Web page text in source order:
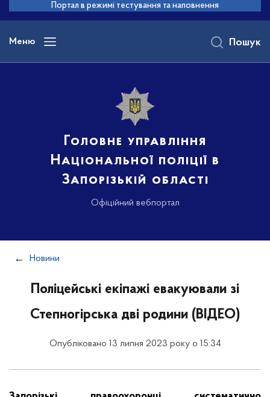
основного
вмісту
Портал в режимі тестування та наповнення
Меню
Головне управління
Національної поліції в
Запорізькій області
Офіційний вебпортал
Пошук
Новини
Поліцейські екіпажі евакуювали зі
Степногірська дві родини (ВІДЕО)
Опубліковано 13 липня 2023 року о 15:34